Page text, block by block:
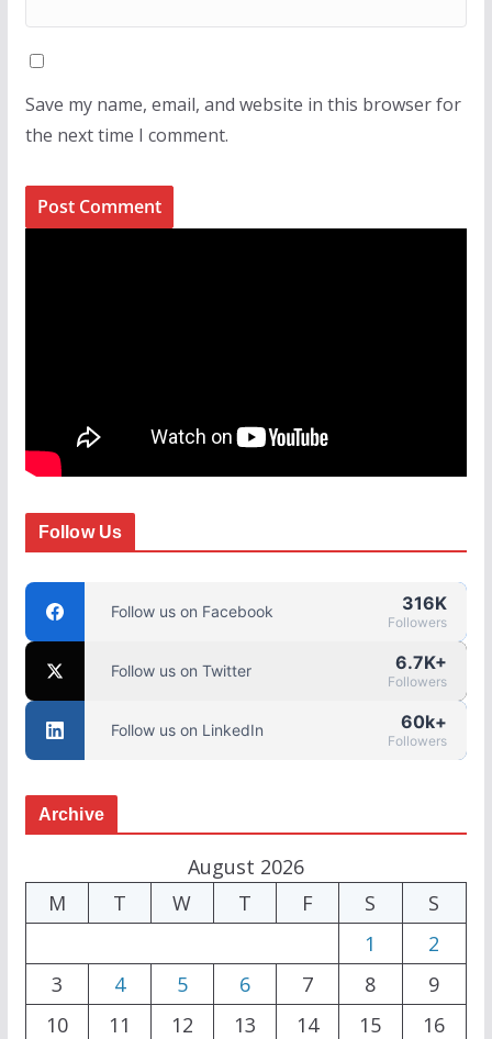
Save my name, email, and website in this browser for
the next time I comment.
Follow Us
Follow us on Facebook 316K
Followers
Follow us on Twitter 6.7K+
Followers
Follow us on LinkedIn 60k+
Followers
Archive
August 2026
M
T W T F S
S
1
2
3
4 5 6 7 8
9
10
11 12 13 14 15
16